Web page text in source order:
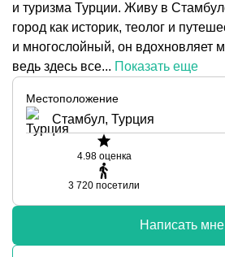
и туризма Турции. Живу в
город как историк, теолог и
и многослойный, он вдохновляет
ведь здесь все... Показать еще
Местоположение
Стамбул, Турция
4.98оценка
3 720 посетили
Написать мне